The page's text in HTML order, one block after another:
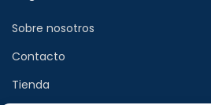
Sobre nosotros
Contacto
Tienda